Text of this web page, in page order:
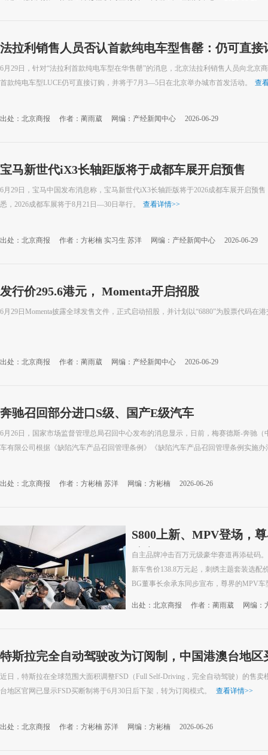
法拉利销售人员否认首款纯电车型售罄：仍可直接
6月29日，针对“法拉利首款纯电车型在华售罄”的消息，北京法拉利销售人员向北京
首款纯电车型LUCE仍可直接订购，并将于7月3—5日在北京举办城市首发活动。
查
出处：北京商报 作者：蔺雨葳 网编：产经新闻中心 2026-06-29
宝马新世代iX3长轴距版将于成都车展开启预售
6月29日，宝马中国发布消息称，宝马新世代iX3长轴距版将于2026成都车展开启预
悉，2026成都车展将于8月21日—30日举行。
查看详情>>
出处：北京商报 作者：方彬楠 实习生 苏洋 网编：产经新闻中心 2026-06-29
发行价295.6港元， Momenta开启招股
6月29日Momenta披露全球发售文件，正式启动招股，并计划以“6880”为股票代码在
出处：北京商报 作者：蔺雨葳 网编：产经新闻中心 2026-06-29
奔驰召回部分进口S级、国产E级汽车
6月26日，国家市场监督管理总局召回中心发布的消息显示，日前，梅赛德斯-奔驰
车有限公司根据《缺陷汽车产品召回管理条例》《缺陷汽车产品召回管理条例实施办
出处：北京商报 作者：方彬楠 苏洋 网编：方彬楠 2026-06-26
S800上新、MPV登场，
扩容
自主品牌冲击百万元级豪华赛道再添砝码
新车售价138.8万元起，刺绣主题套装选配
BG董事长余承东同步宣布，尊界的MPV车
出处：北京商报 作者：蔺雨葳 网编：
特斯拉完全自动驾驶改为订阅制，中国港澳台地区
近日，特斯拉在全球范围大面积调整FSD（Full Self-Driving，完全自动驾驶）的售
台地区官网已显示FSD买断制将于6月30日后下架，转为订阅模式。
查看详情>>
出处：北京商报 作者：方彬楠 苏洋 网编：方彬楠 2026-06-26